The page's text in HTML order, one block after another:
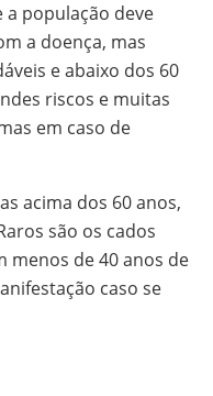
população deve
a doença, mas
e abaixo dos 60
riscos e muitas
em caso de
acima dos 60 anos,
são os cados
menos de 40 anos de
caso se